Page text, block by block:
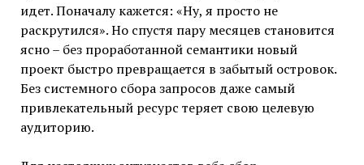
идет. Поначалу кажется: «Ну, я просто не
раскрутился». Но спустя пару месяцев становится
ясно – без проработанной семантики новый
проект быстро превращается в забытый островок.
Без системного сбора запросов даже самый
привлекательный ресурс теряет свою целевую
аудиторию.